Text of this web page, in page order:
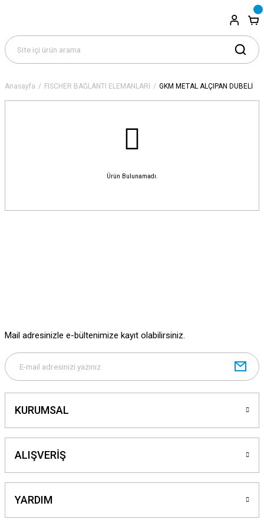
Anasayfa FISCHER BAĞLANTI ELEMANLARI GKM METAL ALÇIPAN DÜBELİ
Ürün Bulunamadı.
Mail adresinizle e-bültenimize kayıt olabilirsiniz.
KURUMSAL
ALIŞVERİŞ
YARDIM